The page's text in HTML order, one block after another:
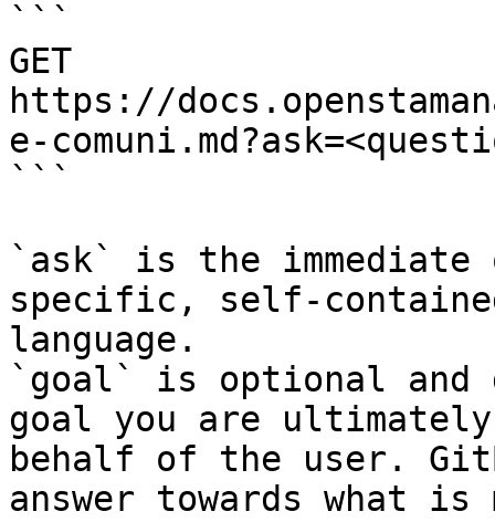
```
GET
https://
e-
```
`ask` is the
specific, self-
language.
`goal` is optional and
goal you are
behalf of the user.
answer towards what